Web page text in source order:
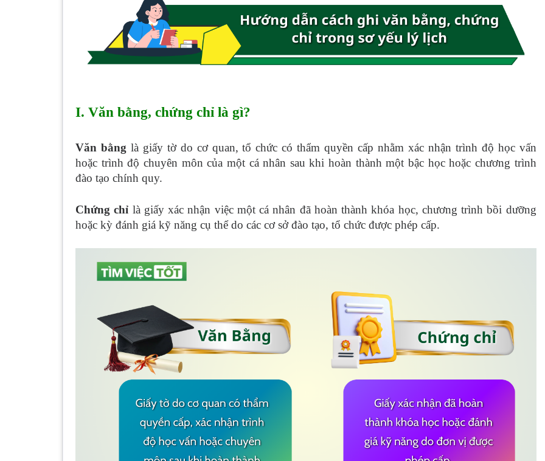
I. Văn bằng, chứng chỉ là gì?
Văn bằng là giấy tờ do cơ quan, tổ chức có thẩm quyền cấp nhằm xác nhận trình độ học vấn
hoặc trình độ chuyên môn của một cá nhân sau khi hoàn thành một bậc học hoặc chương trình
đào tạo chính quy.
Chứng chỉ là giấy xác nhận việc một cá nhân đã hoàn thành khóa học, chương trình bồi dưỡng
hoặc kỳ đánh giá kỹ năng cụ thể do các cơ sở đào tạo, tổ chức được phép cấp.